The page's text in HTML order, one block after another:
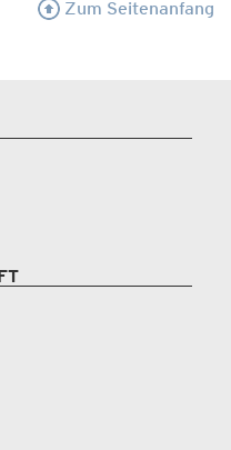
Zum Seitenanfang